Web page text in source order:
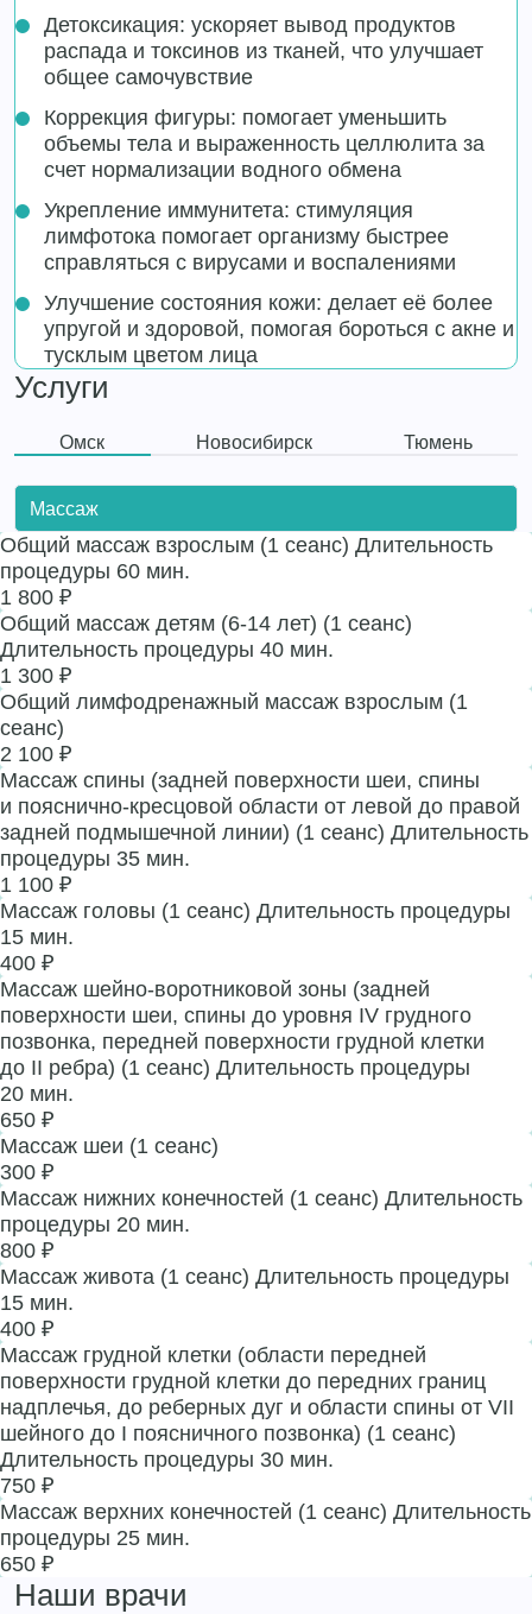
Детоксикация: ускоряет вывод продуктов
распада и токсинов из тканей, что улучшает
общее самочувствие
Коррекция фигуры: помогает уменьшить
объемы тела и выраженность целлюлита за
счет нормализации водного обмена
Укрепление иммунитета: стимуляция
лимфотока помогает организму быстрее
справляться с вирусами и воспалениями
Улучшение состояния кожи: делает её более
упругой и здоровой, помогая бороться с акне и
тусклым цветом лица
Услуги
Омск Новосибирск Тюмень
Массаж
Общий массаж взрослым (1 сеанс) Длительность
процедуры 60 мин.
1 800 ₽
Общий массаж детям (6-14 лет) (1 сеанс)
Длительность процедуры 40 мин.
1 300 ₽
Общий лимфодренажный массаж взрослым (1
сеанс)
2 100 ₽
Массаж спины (задней поверхности шеи, спины
и пояснично-кресцовой области от левой до правой
задней подмышечной линии) (1 сеанс) Длительность
процедуры 35 мин.
1 100 ₽
Массаж головы (1 сеанс) Длительность процедуры
15 мин.
400 ₽
Массаж шейно-воротниковой зоны (задней
поверхности шеи, спины до уровня IV грудного
позвонка, передней поверхности грудной клетки
до II ребра) (1 сеанс) Длительность процедуры
20 мин.
650 ₽
Массаж шеи (1 сеанс)
300 ₽
Массаж нижних конечностей (1 сеанс) Длительность
процедуры 20 мин.
800 ₽
Массаж живота (1 сеанс) Длительность процедуры
15 мин.
400 ₽
Массаж грудной клетки (области передней
поверхности грудной клетки до передних границ
надплечья, до реберных дуг и области спины от VII
шейного до I поясничного позвонка) (1 сеанс)
Длительность процедуры 30 мин.
750 ₽
Массаж верхних конечностей (1 сеанс) Длительность
процедуры 25 мин.
650 ₽
Наши врачи